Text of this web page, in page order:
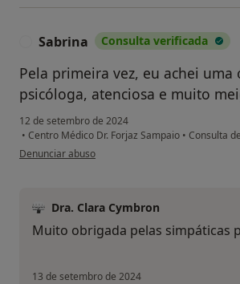
Sabrina Consulta verificada
Pela primeira vez, eu achei uma
psicóloga, atenciosa e muito
12 de setembro de 2024
• Centro Médico Dr. Forjaz Sampaio • Consulta
na opinião do utilizador Sabrina
Denunciar abuso
Dra. Clara Cymbron
Muito obrigada pelas simpáticas
13 de setembro de 2024